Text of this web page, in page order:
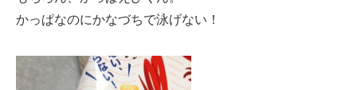
かっぱなのにかなづちで泳げない！